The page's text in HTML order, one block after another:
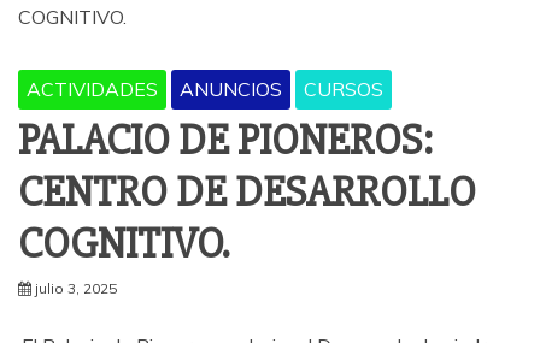
ACTIVIDADES ANUNCIOS CURSOS
PALACIO DE PIONEROS:
CENTRO DE DESARROLLO
COGNITIVO.
julio 3, 2025